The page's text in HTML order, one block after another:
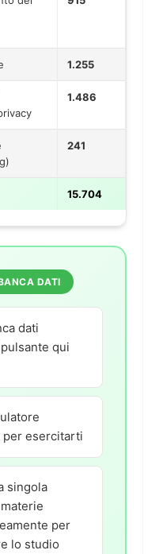
1.255
1.486
241
15.704
DATI
dati
qui
per esercitarti
singola
per
lo studio